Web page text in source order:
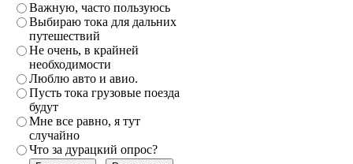
Важную, часто пользуюсь
Выбираю тока для дальних
путешествий
Не очень, в крайней
необходимости
Люблю авто и авио.
Пусть тока грузовые поезда
будут
Мне все равно, я тут
случайно
Что за дурацкий опрос?